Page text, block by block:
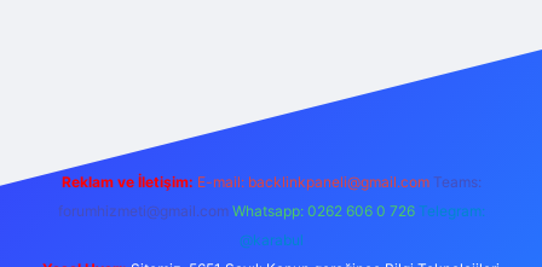
Reklam ve İletişim: E-mail: backlinkpaneli@gmail.com Teams:
forumhizmeti@gmail.com Whatsapp: 0262 606 0 726 Telegram:
@karabul